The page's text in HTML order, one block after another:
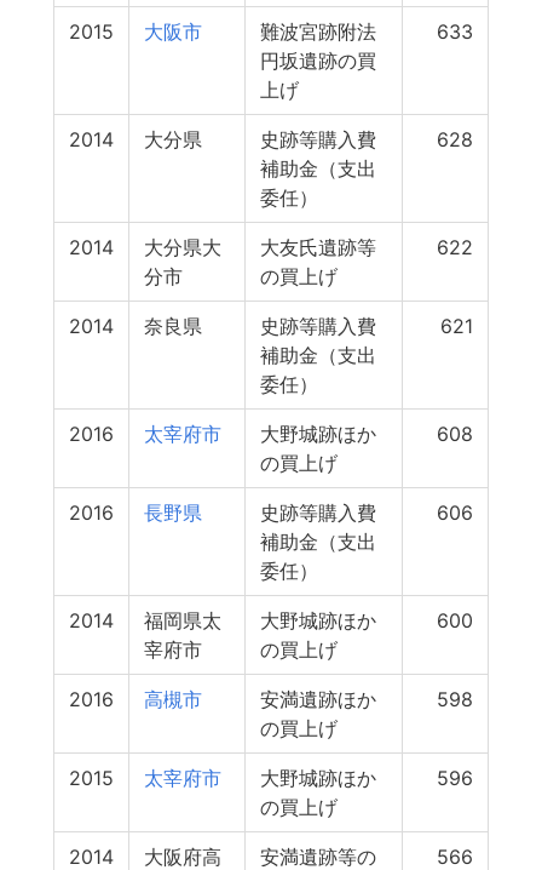
2015 大阪市
難波宮跡附法
円坂遺跡の買
上げ
633
2014 大分県
史跡等購入費
補助金（支出
委任）
628
2014
大分県大
分市
大友氏遺跡等
の買上げ
622
2014 奈良県
史跡等購入費
補助金（支出
委任）
621
2016 太宰府市
大野城跡ほか
の買上げ
608
2016 長野県
史跡等購入費
補助金（支出
委任）
606
2014
福岡県太
宰府市
大野城跡ほか
の買上げ
600
2016 高槻市
安満遺跡ほか
の買上げ
598
2015 太宰府市
大野城跡ほか
の買上げ
596
2014 大阪府高 安満遺跡等の 566